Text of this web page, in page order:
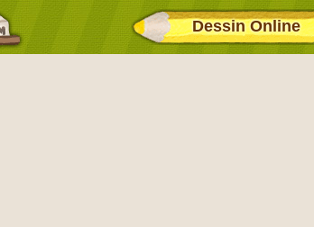
Dessin Online